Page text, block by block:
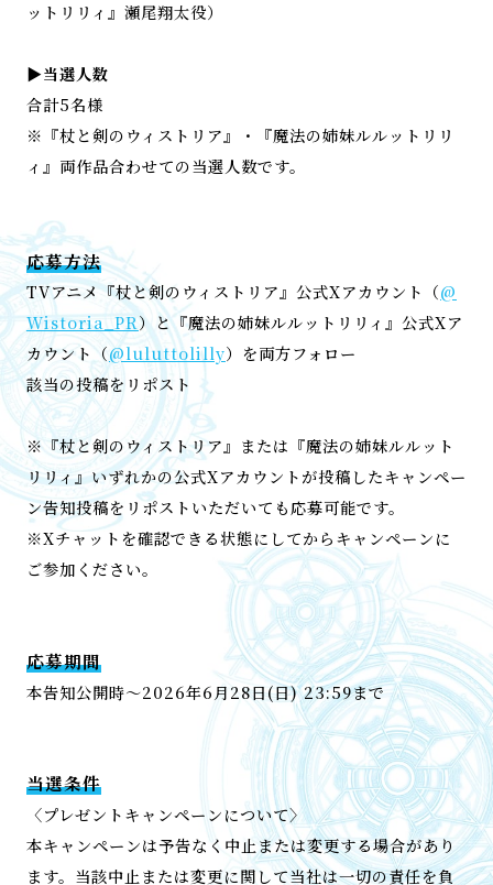
ットリリィ』瀬尾翔太役）
▶当選人数
合計5名様
※『杖と剣のウィストリア』・『魔法の姉妹ルルットリリ
ィ』両作品合わせての当選人数です。
応募方法
TVアニメ『杖と剣のウィストリア』公式Xアカウント（@
Wistoria_PR）と『魔法の姉妹ルルットリリィ』公式Xア
カウント（@luluttolilly）を両方フォロー
該当の投稿をリポスト
※『杖と剣のウィストリア』または『魔法の姉妹ルルット
リリィ』いずれかの公式Xアカウントが投稿したキャンペー
ン告知投稿をリポストいただいても応募可能です。
※Xチャットを確認できる状態にしてからキャンペーンに
ご参加ください。
応募期間
本告知公開時～2026年6月28日(日) 23:59まで
当選条件
〈プレゼントキャンペーンについて〉
本キャンペーンは予告なく中止または変更する場合があり
ます。当該中止または変更に関して当社は一切の責任を負